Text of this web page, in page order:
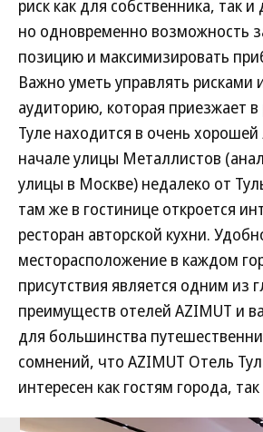
риск как для собственника, так
но одновременно возможность
позицию и максимизировать
Важно уметь управлять рисками
аудиторию, которая приезжает
Туле находится в очень
начале улицы Металлистов
улицы в Москве) недалеко от
там же в гостинице откроется
ресторан авторской кухни.
месторасположение в каждом
присутствия является одним из
преимуществ отелей AZIMUT и
для большинства
сомнений, что AZIMUT Отель
интересен как гостям города,